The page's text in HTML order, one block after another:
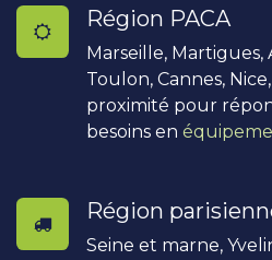
Région PACA
Marseille, Martigues,
Toulon, Cannes,
proximité pour
besoins en
Région
Seine et marne,